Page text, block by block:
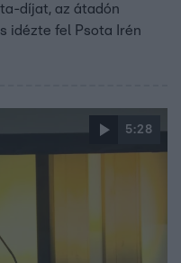
díjat, az átadón
idézte fel Psota Irén
5:28